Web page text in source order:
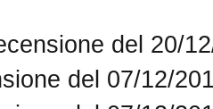
del 20/
del 07/12/